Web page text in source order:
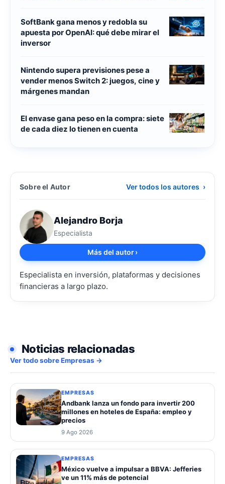
SoftBank gana menos y redobla su
apuesta por OpenAI: qué debe mirar el
inversor
Nintendo supera previsiones pese a
vender menos Switch 2: juegos, cine y
márgenes mandan
El envase gana peso en la compra: siete
de cada diez lo tienen en cuenta
Sobre el Autor Ver todos los autores ›
Alejandro Borja
Especialista
Más del autor›
Especialista en inversión, plataformas y decisiones
financieras a largo plazo.
Noticias relacionadas
Ver todo sobre Empresas →
EMPRESAS
Andbank lanza un fondo para invertir 200
millones en hoteles de España: empleo y
precios
9 Ago 2026
EMPRESAS
México vuelve a impulsar a BBVA: Jefferies
ve un 11% más de potencial